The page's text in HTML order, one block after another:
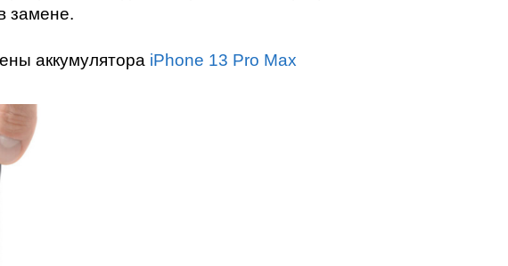
замене.
аккумулятора iPhone 13 Pro Max